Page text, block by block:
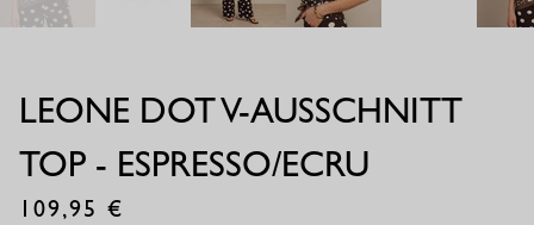
LEONE DOT V-AUSSCHNITT
TOP - ESPRESSO/ECRU
109,95